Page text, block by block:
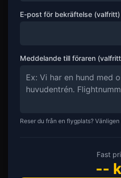
E-post för bekräftelse (valfritt)
Meddelande till föraren
Reser du från en flygplats?
Fast
--